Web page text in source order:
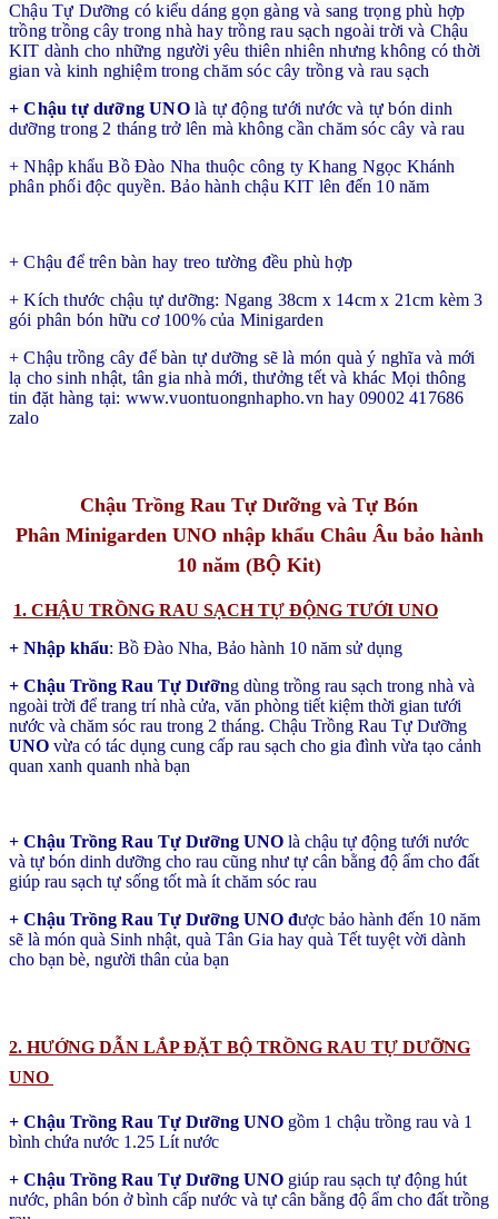
Đào
Nha
Basic
UNO
hành
10
số
lượng
Chậu Tự Dưỡng có kiểu dáng gọn gàng và sang trọng phù hợp
trồng trồng cây trong nhà hay trồng rau sạch ngoài trời và Chậu
KIT dành cho những người yêu thiên nhiên nhưng không có thời
gian và kinh nghiệm trong chăm sóc cây trồng và rau sạch
+ Chậu tự dưỡng UNO là tự động tưới nước và tự bón dinh
dưỡng trong 2 tháng trở lên mà không cần chăm sóc cây và rau
+ Nhập khẩu Bồ Đào Nha thuộc công ty Khang Ngọc Khánh
phân phối độc quyền. Bảo hành chậu KIT lên đến 10 năm
+ Chậu để trên bàn hay treo tường đều phù hợp
+ Kích thước chậu tự dưỡng: Ngang 38cm x 14cm x 21cm kèm 3
gói phân bón hữu cơ 100% của Minigarden
+ Chậu trồng cây để bàn tự dưỡng sẽ là món quà ý nghĩa và mới
lạ cho sinh nhật, tân gia nhà mới, thưởng tết và khác Mọi thông
tin đặt hàng tại: www.vuontuongnhapho.vn hay 09002 417686
zalo
Chậu Trồng Rau Tự Dưỡng và Tự Bón
Phân Minigarden UNO nhập khẩu Châu Âu bảo hành
10 năm (BỘ Kit)
1. CHẬU TRỒNG RAU SẠCH TỰ ĐỘNG TƯỚI UNO
+ Nhập khẩu: Bồ Đào Nha, Bảo hành 10 năm sử dụng
+ Chậu Trồng Rau Tự Dưỡng dùng trồng rau sạch trong nhà và
ngoài trời để trang trí nhà cửa, văn phòng tiết kiệm thời gian tưới
nước và chăm sóc rau trong 2 tháng. Chậu Trồng Rau Tự Dưỡng
UNO vừa có tác dụng cung cấp rau sạch cho gia đình vừa tạo cảnh
quan xanh quanh nhà bạn
+ Chậu Trồng Rau Tự Dưỡng UNO là chậu tự động tưới nước
và tự bón dinh dưỡng cho rau cũng như tự cân bằng độ ẩm cho đất
giúp rau sạch tự sống tốt mà ít chăm sóc rau
+ Chậu Trồng Rau Tự Dưỡng UNO được bảo hành đến 10 năm
sẽ là món quà Sinh nhật, quà Tân Gia hay quà Tết tuyệt vời dành
cho bạn bè, người thân của bạn
2. HƯỚNG DẪN LẮP ĐẶT BỘ TRỒNG RAU TỰ DƯỠNG
UNO
+ Chậu Trồng Rau Tự Dưỡng UNO gồm 1 chậu trồng rau và 1
bình chứa nước 1.25 Lít nước
+ Chậu Trồng Rau Tự Dưỡng UNO giúp rau sạch tự động hút
nước, phân bón ở bình cấp nước và tự cân bằng độ ẩm cho đất trồng